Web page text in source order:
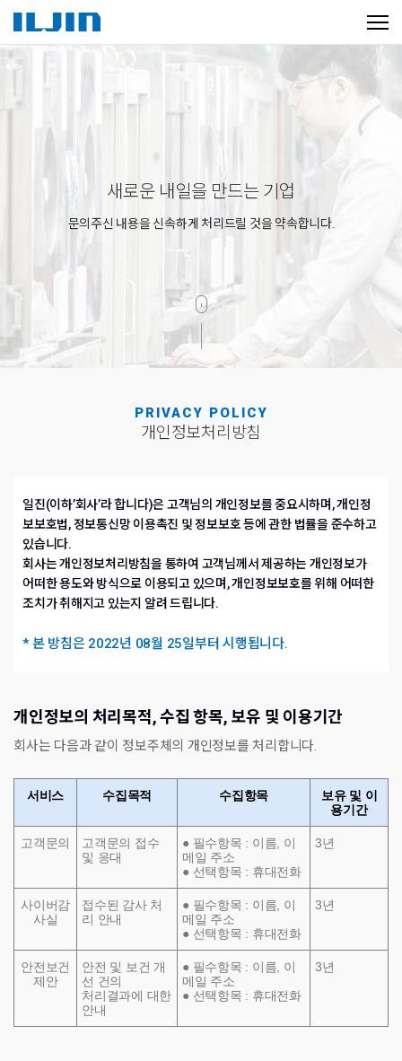
새로운 내일을 만드는 기업
문의주신 내용을 신속하게 처리드릴 것을 약속합니다.
PRIVACY POLICY
개인정보처리방침
일진(이하’회사’라 합니다)은 고객님의 개인정보를 중요시하며, 개인정
보보호법, 정보통신망 이용촉진 및 정보보호 등에 관한 법률을 준수하고
있습니다.
회사는 개인정보처리방침을 통하여 고객님께서 제공하는 개인정보가
어떠한 용도와 방식으로 이용되고 있으며, 개인정보보호를 위해 어떠한
조치가 취해지고 있는지 알려 드립니다.
* 본 방침은 2022년 08월 25일부터 시행됩니다.
개인정보의 처리목적, 수집 항목, 보유 및 이용기간
회사는 다음과 같이 정보주체의 개인정보를 처리합니다.
서비스 수집목적 수집항목
보유 및 이
용기간
고객문의
고객문의 접수
및 응대
● 필수항목 : 이름, 이
메일 주소
● 선택항목 : 휴대전화
3년
사이버감
사실
접수된 감사 처
리 안내
● 필수항목 : 이름, 이
메일 주소
● 선택항목 : 휴대전화
3년
안전보건
제안
안전 및 보건 개
선 건의
처리결과에 대한
안내
● 필수항목 : 이름, 이
메일 주소
● 선택항목 : 휴대전화
3년